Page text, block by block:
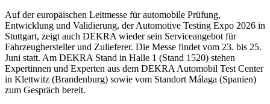
Auf der europäischen Leitmesse für automobile Prüfung,
Entwicklung und Validierung, der Automotive Testing Expo 2026 in
Stuttgart, zeigt auch DEKRA wieder sein Serviceangebot für
Fahrzeughersteller und Zulieferer. Die Messe findet vom 23. bis 25.
Juni statt. Am DEKRA Stand in Halle 1 (Stand 1520) stehen
Expertinnen und Experten aus dem DEKRA Automobil Test Center
in Klettwitz (Brandenburg) sowie vom Standort Málaga (Spanien)
zum Gespräch bereit.